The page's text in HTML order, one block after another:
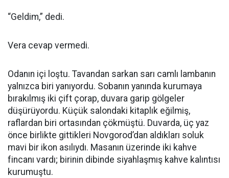
“Geldim,” dedi.
Vera cevap vermedi.
Odanın içi loştu. Tavandan sarkan sarı camlı lambanın
yalnızca biri yanıyordu. Sobanın yanında kurumaya
bırakılmış iki çift çorap, duvara garip gölgeler
düşürüyordu. Küçük salondaki kitaplık eğilmiş,
raflardan biri ortasından çökmüştü. Duvarda, üç yaz
önce birlikte gittikleri Novgorod’dan aldıkları soluk
mavi bir ikon asılıydı. Masanın üzerinde iki kahve
fincanı vardı; birinin dibinde siyahlaşmış kahve kalıntısı
kurumuştu.